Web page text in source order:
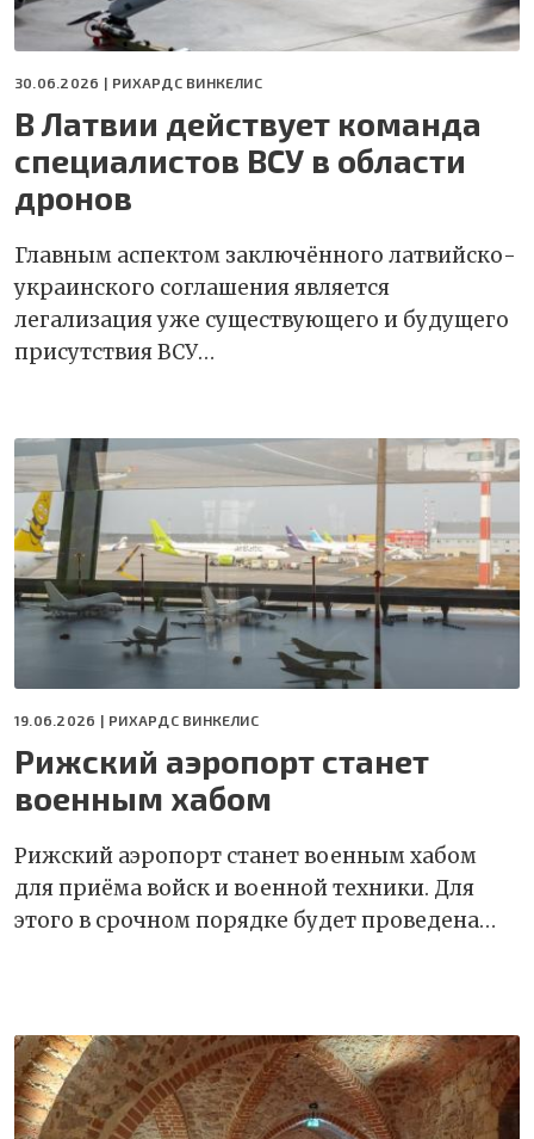
30.06.2026 | РИХАРДС ВИНКЕЛИС
В Латвии действует команда
специалистов ВСУ в области
дронов
Главным аспектом заключённого латвийско-
украинского соглашения является
легализация уже существующего и будущего
присутствия ВСУ…
19.06.2026 | РИХАРДС ВИНКЕЛИС
Рижский аэропорт станет
военным хабом
Рижский аэропорт станет военным хабом
для приёма войск и военной техники. Для
этого в срочном порядке будет проведена…